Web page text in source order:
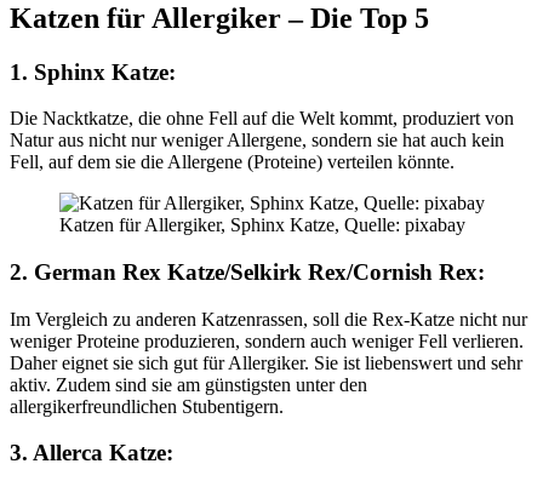
Katzen für Allergiker – Die Top 5
1. Sphinx Katze:
Die Nacktkatze, die ohne Fell auf die Welt kommt, produziert von
Natur aus nicht nur weniger Allergene, sondern sie hat auch kein
Fell, auf dem sie die Allergene (Proteine) verteilen könnte.
Katzen für Allergiker, Sphinx Katze, Quelle: pixabay
2. German Rex Katze/Selkirk Rex/Cornish Rex:
Im Vergleich zu anderen Katzenrassen, soll die Rex-Katze nicht nur
weniger Proteine produzieren, sondern auch weniger Fell verlieren.
Daher eignet sie sich gut für Allergiker. Sie ist liebenswert und sehr
aktiv. Zudem sind sie am günstigsten unter den
allergikerfreundlichen Stubentigern.
3. Allerca Katze: